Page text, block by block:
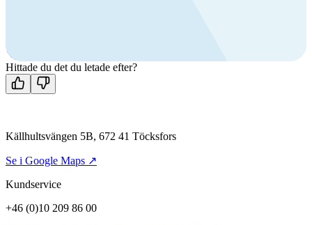
Kontakta oss
Hittade du det du letade efter?
Källhultsvängen 5B, 672 41 Töcksfors
Se i Google Maps ↗
Kundservice
+46 (0)10 209 86 00